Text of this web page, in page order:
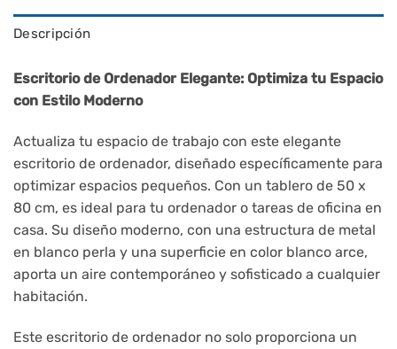
Descripción
Escritorio de Ordenador Elegante: Optimiza tu Espacio
con Estilo Moderno
Actualiza tu espacio de trabajo con este elegante
escritorio de ordenador, diseñado específicamente para
optimizar espacios pequeños. Con un tablero de 50 x
80 cm, es ideal para tu ordenador o tareas de oficina en
casa. Su diseño moderno, con una estructura de metal
en blanco perla y una superficie en color blanco arce,
aporta un aire contemporáneo y sofisticado a cualquier
habitación.
Este escritorio de ordenador no solo proporciona un